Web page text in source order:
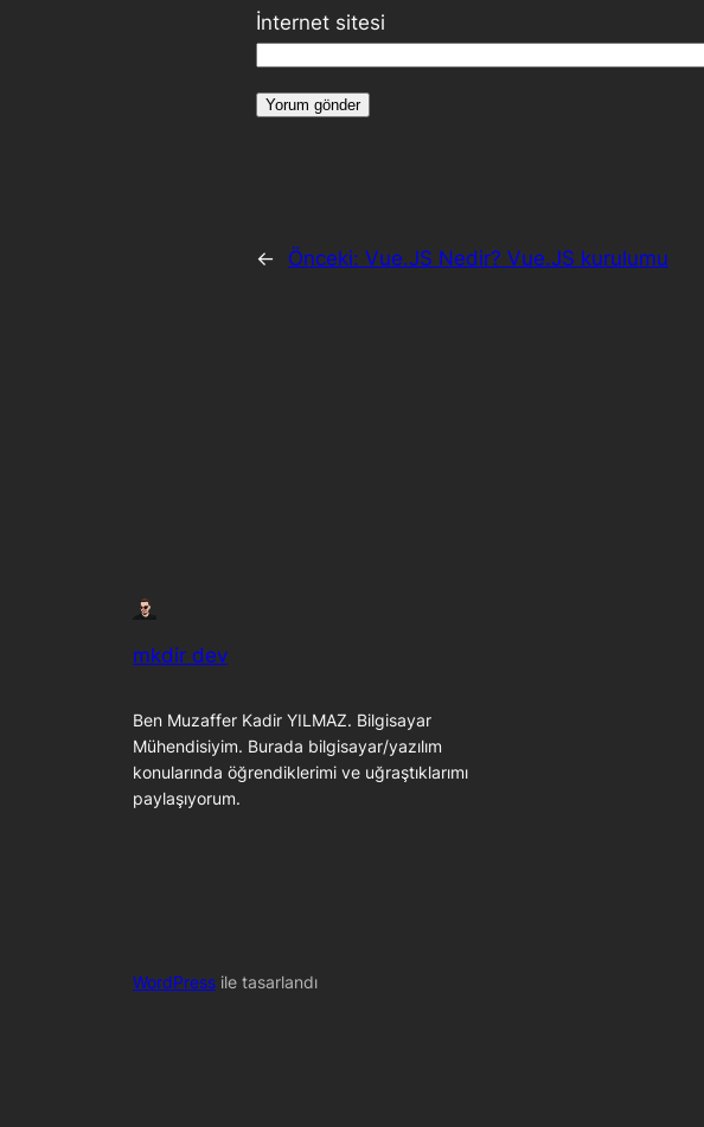
İnternet sitesi
← Önceki: Vue.JS Nedir? Vue.JS kurulumu
mkdir dev
Ben Muzaffer Kadir YILMAZ. Bilgisayar
Mühendisiyim. Burada bilgisayar/yazılım
konularında öğrendiklerimi ve uğraştıklarımı
paylaşıyorum.
WordPress ile tasarlandı